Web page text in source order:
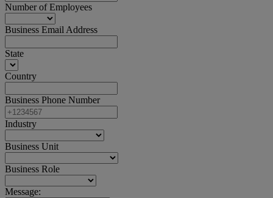
Number of Employees
Business Email Address
State
Country
Business Phone Number
Industry
Business Unit
Business Role
Message: